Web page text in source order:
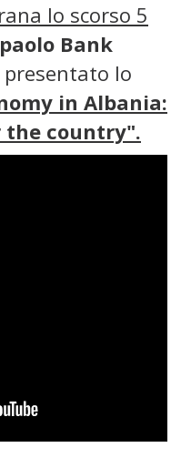
lo scorso 5
Bank
lo
in Albania:
the country".